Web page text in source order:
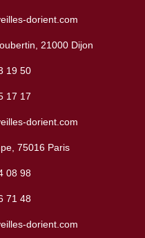
dorient.com
21000 Dijon
19 50
17 17
dorient.com
75016 Paris
08 98
71 48
dorient.com